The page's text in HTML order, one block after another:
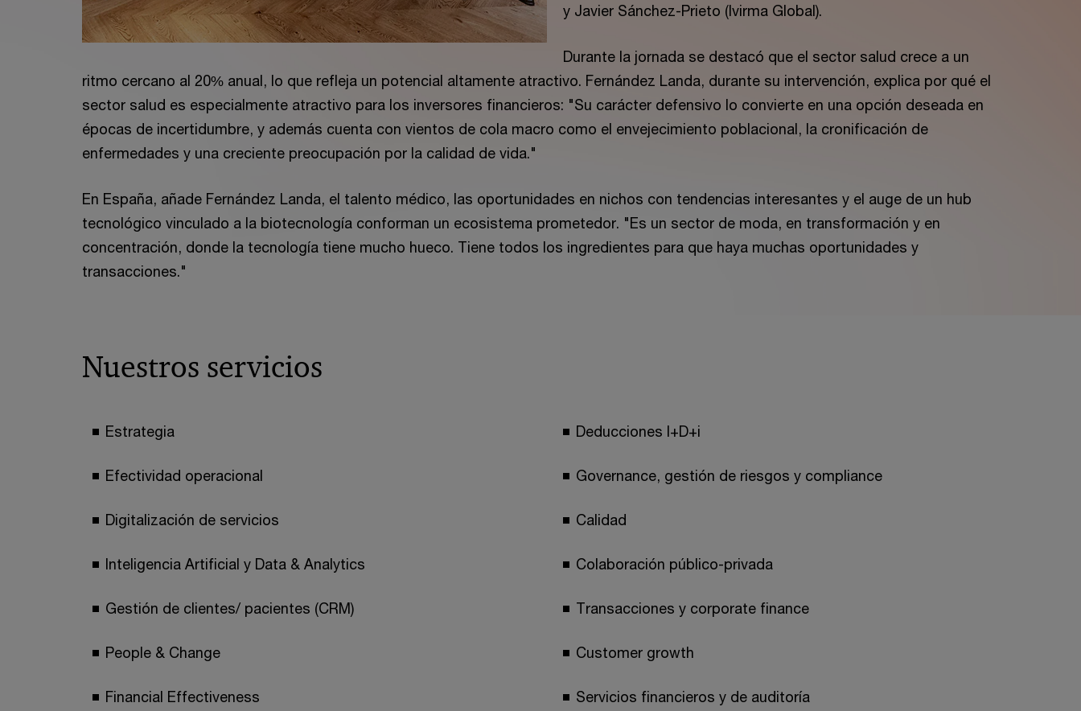
y Javier Sánchez-Prieto (Ivirma Global).
Durante la jornada se destacó que el sector salud crece a un
ritmo cercano al 20% anual, lo que refleja un potencial altamente atractivo. Fernández Landa, durante su intervención, explica por qué el
sector salud es especialmente atractivo para los inversores financieros: "Su carácter defensivo lo convierte en una opción deseada en
épocas de incertidumbre, y además cuenta con vientos de cola macro como el envejecimiento poblacional, la cronificación de
enfermedades y una creciente preocupación por la calidad de vida."
En España, añade Fernández Landa, el talento médico, las oportunidades en nichos con tendencias interesantes y el auge de un hub
tecnológico vinculado a la biotecnología conforman un ecosistema prometedor. "Es un sector de moda, en transformación y en
concentración, donde la tecnología tiene mucho hueco. Tiene todos los ingredientes para que haya muchas oportunidades y
transacciones."
Nuestros servicios
Estrategia
Efectividad operacional
Digitalización de servicios
Inteligencia Artificial y Data & Analytics
Gestión de clientes/ pacientes (CRM)
People & Change
Financial Effectiveness
Deducciones I+D+i
Governance, gestión de riesgos y compliance
Calidad
Colaboración público-privada
Transacciones y corporate finance
Customer growth
Servicios financieros y de auditoría